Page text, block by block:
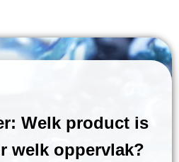
Welk product is
welk oppervlak?